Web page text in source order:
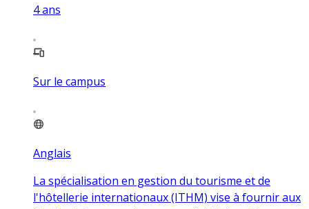
4ans
Sur le campus
Anglais
La spécialisation en gestion du tourisme et de
l'hôtellerie internationaux (ITHM) vise à fournir aux